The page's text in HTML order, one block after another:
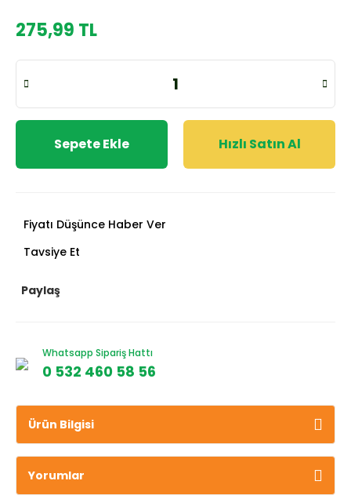
275,99 TL
Sepete Ekle Hızlı Satın Al
Fiyatı Düşünce Haber Ver
Tavsiye Et
Paylaş
Whatsapp Sipariş Hattı
0 532 460 58 56
Ürün Bilgisi
Yorumlar